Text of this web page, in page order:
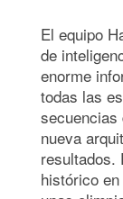
El equipo
de
enorme
todas las
secuencias
nueva
resultados.
histórico en